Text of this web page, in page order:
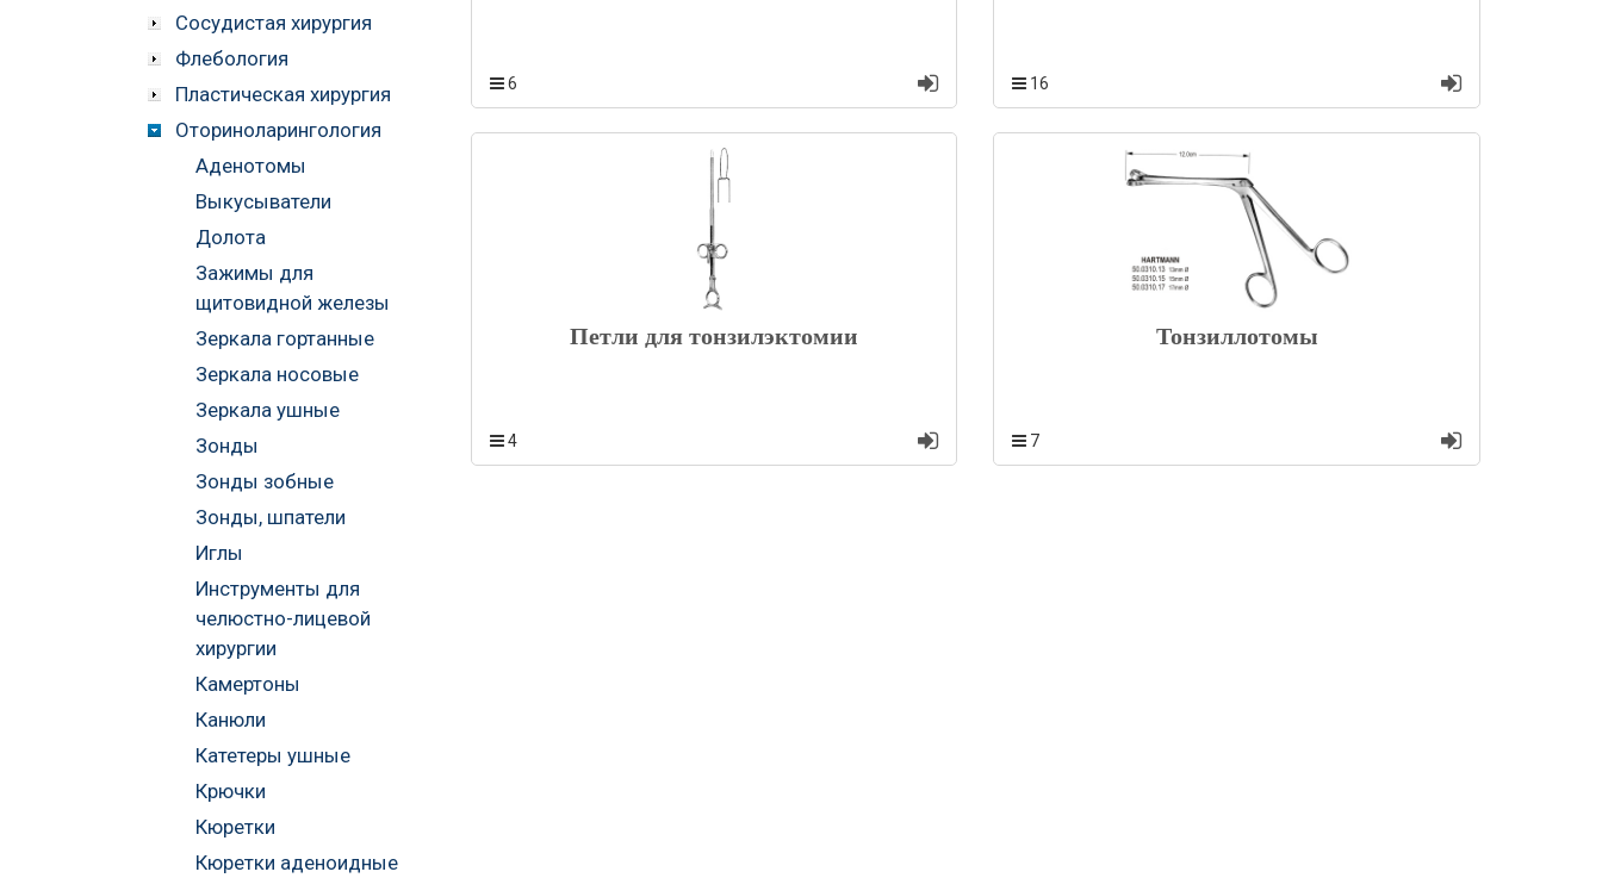
Сосудистая хирургия
Флебология
Пластическая хирургия
Оториноларингология
Аденотомы
Выкусыватели
Долота
Зажимы для
щитовидной железы
Зеркала гортанные
Зеркала носовые
Зеркала ушные
Зонды
Зонды зобные
Зонды, шпатели
Иглы
Инструменты для
челюстно-лицевой
хирургии
Камертоны
Канюли
Катетеры ушные
Крючки
Кюретки
Кюретки аденоидные
6 16
Петли для тонзилэктомии
4
Тонзиллотомы
7